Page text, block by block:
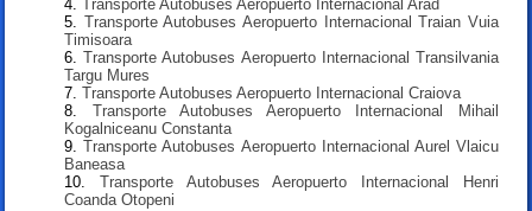
Transporte Autobuses Aeropuerto Internacional Arad
Transporte Autobuses Aeropuerto Internacional Traian Vuia
Timisoara
Transporte Autobuses Aeropuerto Internacional Transilvania
Targu Mures
Transporte Autobuses Aeropuerto Internacional Craiova
Transporte Autobuses Aeropuerto Internacional Mihail
Kogalniceanu Constanta
Transporte Autobuses Aeropuerto Internacional Aurel Vlaicu
Baneasa
Transporte Autobuses Aeropuerto Internacional Henri
Coanda Otopeni